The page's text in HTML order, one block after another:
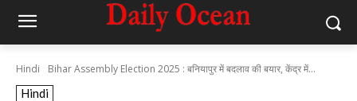
Hindi Bihar Assembly Election 2025 : बनियापुर में बदलाव की बयार, केंद्र में...
Hindi